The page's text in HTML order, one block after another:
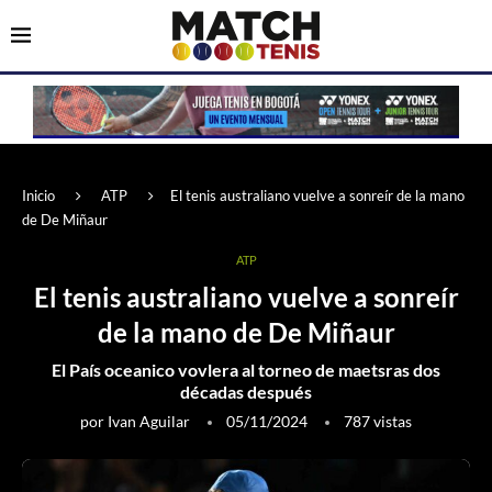
Inicio ATP
El tenis australiano vuelve a sonreír de la mano
de De Miñaur
ATP
El tenis australiano vuelve a sonreír
de la mano de De Miñaur
El País oceanico vovlera al torneo de maetsras dos
décadas después
por Ivan Aguilar 05/11/2024 787vistas